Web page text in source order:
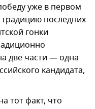
уже в первом
последних
гонки
две части — одна
кандидата,
тот факт, что